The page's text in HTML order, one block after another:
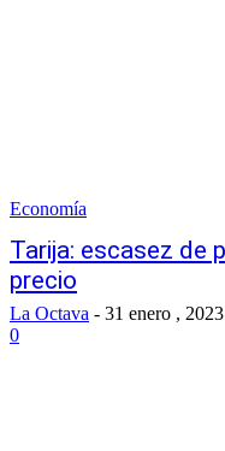
Economía
Tarija: escasez de
precio
La Octava - 31 enero , 2023
0